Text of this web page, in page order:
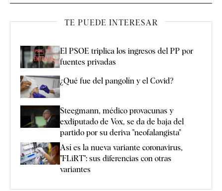
TE PUEDE INTERESAR
El PSOE triplica los ingresos del PP por
fuentes privadas
¿Qué fue del pangolín y el Covid?
Steegmann, médico provacunas y
exdiputado de Vox, se da de baja del
partido por su deriva "neofalangista"
Así es la nueva variante coronavirus,
"FLiRT": sus diferencias con otras
variantes